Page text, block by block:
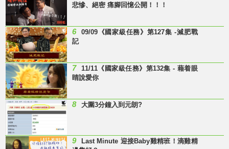
悲慘、絕密 痛腳回憶公開！！！
6
09/09《國家級任務》第127集 -減肥戰
記
7
11/11《國家級任務》第132集 - 藉着眼
睛說愛你
8 大圍3分鐘入到元朗?
9
Last Minute 迎接Baby雞精班！滴雞精